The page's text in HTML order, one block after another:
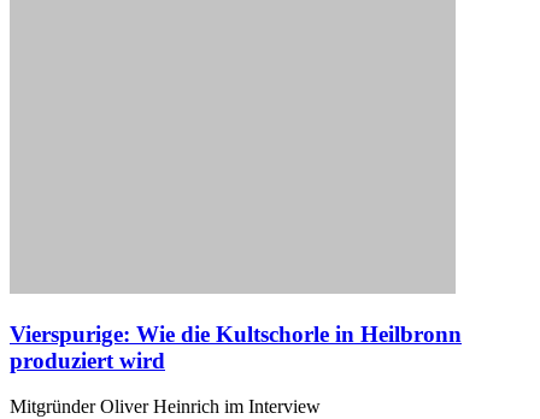
Vierspurige: Wie die Kultschorle in Heilbronn
produziert wird
Mitgründer Oliver Heinrich im Interview